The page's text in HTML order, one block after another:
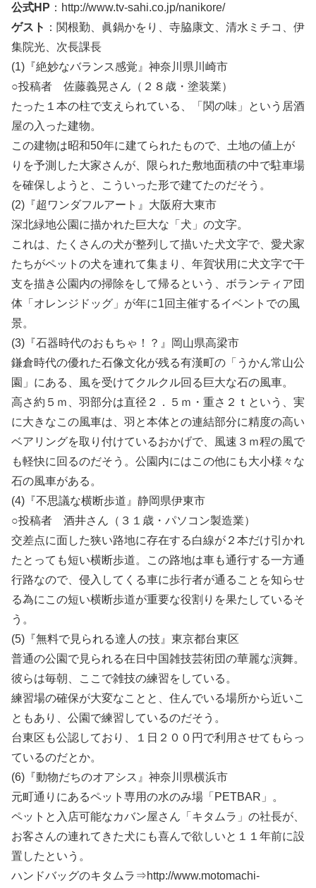
公式HP ：http://www.tv-sahi.co.jp/nanikore/
ゲスト ：関根勤、眞鍋かをり、寺脇康文、清水ミチコ、伊
集院光、次長課長
(1)『絶妙なバランス感覚』神奈川県川崎市
○投稿者 佐藤義晃さん（２８歳・塗装業）
たった１本の柱で支えられている、「関の味」という居酒
屋の入った建物。
この建物は昭和50年に建てられたもので、土地の値上が
りを予測した大家さんが、限られた敷地面積の中で駐車場
を確保しようと、こういった形で建てたのだそう。
(2)『超ワンダフルアート』大阪府大東市
深北緑地公園に描かれた巨大な「犬」の文字。
これは、たくさんの犬が整列して描いた犬文字で、愛犬家
たちがペットの犬を連れて集まり、年賀状用に犬文字で干
支を描き公園内の掃除をして帰るという、ボランティア団
体「オレンジドッグ」が年に1回主催するイベントでの風
景。
(3)『石器時代のおもちゃ！？』岡山県高梁市
鎌倉時代の優れた石像文化が残る有漢町の「うかん常山公
園」にある、風を受けてクルクル回る巨大な石の風車。
高さ約５ｍ、羽部分は直径２．５ｍ・重さ２ｔという、実
に大きなこの風車は、羽と本体との連結部分に精度の高い
ベアリングを取り付けているおかげで、風速３ｍ程の風で
も軽快に回るのだそう。公園内にはこの他にも大小様々な
石の風車がある。
(4)『不思議な横断歩道』静岡県伊東市
○投稿者 酒井さん（３１歳・パソコン製造業）
交差点に面した狭い路地に存在する白線が２本だけ引かれ
たとっても短い横断歩道。この路地は車も通行する一方通
行路なので、侵入してくる車に歩行者が通ることを知らせ
る為にこの短い横断歩道が重要な役割りを果たしているそ
う。
(5)『無料で見られる達人の技』東京都台東区
普通の公園で見られる在日中国雑技芸術団の華麗な演舞。
彼らは毎朝、ここで雑技の練習をしている。
練習場の確保が大変なことと、住んでいる場所から近いこ
ともあり、公園で練習しているのだそう。
台東区も公認しており、１日２００円で利用させてもらっ
ているのだとか。
(6)『動物だちのオアシス』神奈川県横浜市
元町通りにあるペット専用の水のみ場「PETBAR」。
ペットと入店可能なカバン屋さん「キタムラ」の社長が、
お客さんの連れてきた犬にも喜んで欲しいと１１年前に設
置したという。
ハンドバッグのキタムラ⇒http://www.motomachi-